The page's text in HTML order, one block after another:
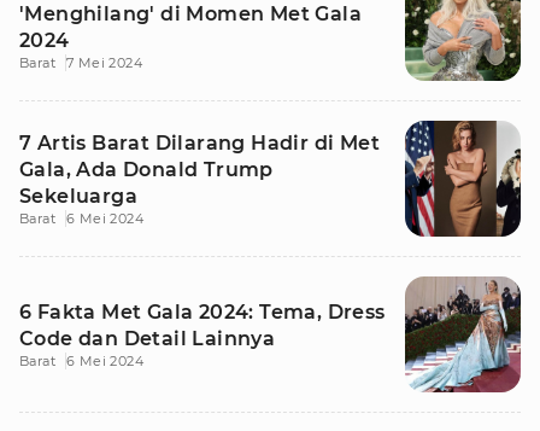
'Menghilang' di Momen Met Gala
2024
Barat 7 Mei 2024
7 Artis Barat Dilarang Hadir di Met
Gala, Ada Donald Trump
Sekeluarga
Barat 6 Mei 2024
6 Fakta Met Gala 2024: Tema, Dress
Code dan Detail Lainnya
Barat 6 Mei 2024